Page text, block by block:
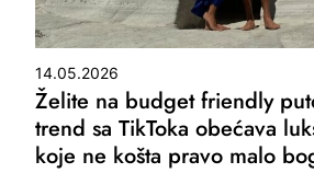
14.05.2026
Želite na budget friendly
trend sa TikToka obećava
koje ne košta pravo malo